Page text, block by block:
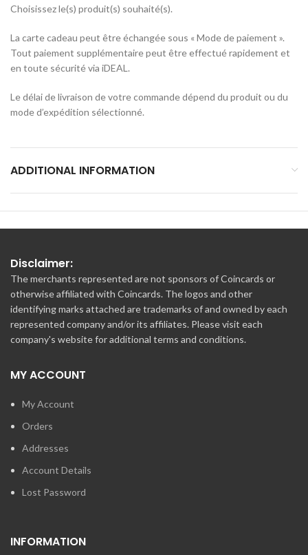
Choisissez le(s) produit(s) souhaité(s).
La carte cadeau peut être échangée sous « Mode de paiement ».
Tout paiement supplémentaire peut être effectué rapidement et
en toute sécurité via iDEAL.
Le délai de livraison de votre commande dépend du produit ou du
mode d’expédition sélectionné.
ADDITIONAL INFORMATION
Disclaimer:
The merchants represented are not sponsors of Coincards or
otherwise affiliated with Coincards. The logos and other
identifying marks attached are trademarks of and owned by each
represented company and/or its affiliates. Please visit each
company's website for additional terms and conditions.
MY ACCOUNT
My Account
Orders
Addresses
Account Details
Lost Password
INFORMATION